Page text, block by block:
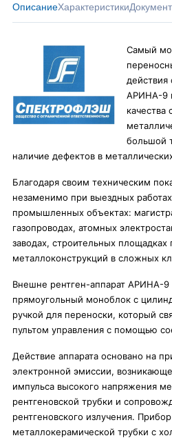
ОписаниеХарактеристики
Самый
действия
АРИНА-9
качества
большой
наличие дефектов в
Благодаря своим техническим
незаменимо при выездных
промышленных объектах:
газопроводах, атомных
заводах, строительных
металлоконструкций в сложных
Внешне рентген-аппарат АРИНА-9
прямоугольный моноблок с
ручкой для переноски, который
пультом управления с помощью
Действие аппарата основано на
электронной эмиссии,
импульса высокого напряжения
рентгеновской трубки и
рентгеновского излучения.
металлокерамической трубки с